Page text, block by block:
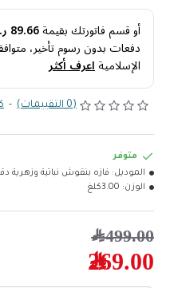
أو قسم فاتورتك بقيمة89.66 ر.س
دفعات بدون رسوم تأخير،
الإسلاميةاعرف أكثر
(0 التقييمات) -
269.00﷼
499.00﷼
متوفر
الموديل: فازه بنقوش نباتية وزهرية
الوزن: 3.00كلغ